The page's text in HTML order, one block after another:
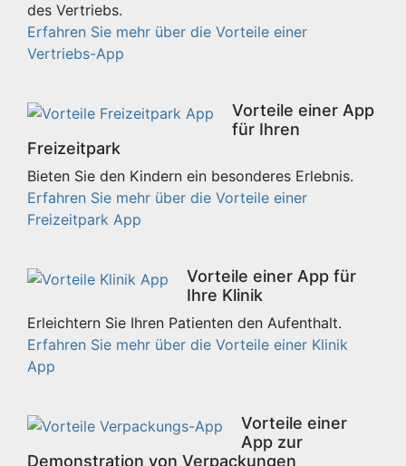
des Vertriebs.
Erfahren Sie mehr über die Vorteile einer
Vertriebs-App
Vorteile einer App
für Ihren
Freizeitpark
Bieten Sie den Kindern ein besonderes Erlebnis.
Erfahren Sie mehr über die Vorteile einer
Freizeitpark App
Vorteile einer App für
Ihre Klinik
Erleichtern Sie Ihren Patienten den Aufenthalt.
Erfahren Sie mehr über die Vorteile einer Klinik
App
Vorteile einer
App zur
Demonstration von Verpackungen